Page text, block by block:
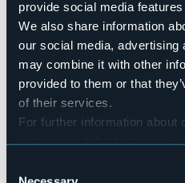
provide social media
We also share information
our social media, advertising
may combine it with other
provided to them or that
of their services.
For further information about
manage and delete them
preiscrizione nei giorni
Ore 10:00 partenza dall'alpe
percorso ad anello prevede
Casalavera (circa 1600
camminata, attraversando
zona dell'alpe Foppiano, la
dislivello positivo totale è pari
A seguire griglia, cucina,